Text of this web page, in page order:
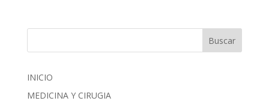
INICIO
MEDICINA Y CIRUGIA